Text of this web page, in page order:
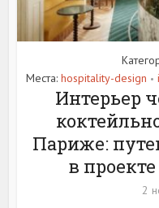
Места: hospitality-design •
Интерьер
Париже:
в
2